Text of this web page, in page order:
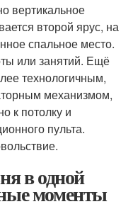
вертикальное
второй ярус, на
спальное место.
или занятий. Ещё
технологичным,
механизмом,
к потолку и
пульта.
в одной
моменты